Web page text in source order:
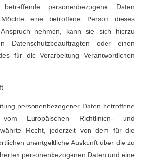
personenbezogene Daten
eine betroffene Person dieses
nehmen, kann sie sich hierzu
Datenschutzbeauftragten oder einen
für die Verarbeitung Verantwortlichen
personenbezogener Daten betroffene
Europäischen Richtlinien- und
Recht, jederzeit von dem für die
unentgeltliche Auskunft über die zu
personenbezogenen Daten und eine